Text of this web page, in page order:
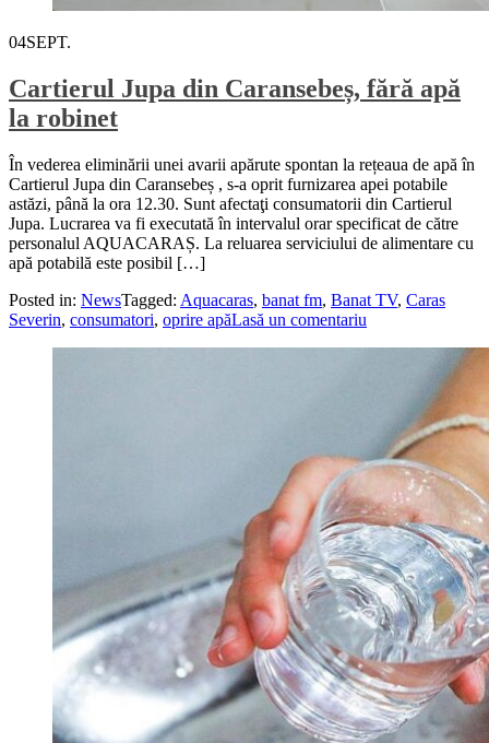
04SEPT.
Cartierul Jupa din Caransebeș, fără apă
la robinet
În vederea eliminării unei avarii apărute spontan la rețeaua de apă în
Cartierul Jupa din Caransebeș , s-a oprit furnizarea apei potabile
astăzi, până la ora 12.30. Sunt afectaţi consumatorii din Cartierul
Jupa. Lucrarea va fi executată în intervalul orar specificat de către
personalul AQUACARAȘ. La reluarea serviciului de alimentare cu
apă potabilă este posibil […]
Posted in: NewsTagged: Aquacaras, banat fm, Banat TV, Caras
Severin, consumatori, oprire apăLasă un comentariu